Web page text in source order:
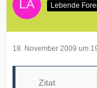
Lebende
18. November 2009 um
Zitat